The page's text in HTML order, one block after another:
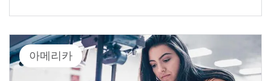
아메리카